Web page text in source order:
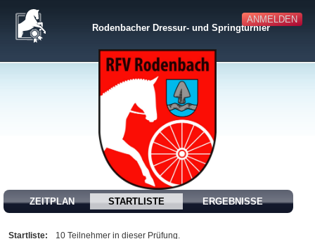
ANMELDEN
Rodenbacher Dressur- und Springturnier
ZEITPLAN STARTLISTE ERGEBNISSE
Startliste:
10 Teilnehmer in dieser Prüfung.